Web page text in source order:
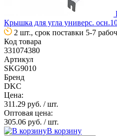
Крышка для угла универс.
2 шт., срок поставки 5-7
Код товара
331074380
Артикул
SKG9010
Бренд
DKC
Цена:
311.29 руб. / шт.
Оптовая цена:
305.06 руб. / шт.
В корзину